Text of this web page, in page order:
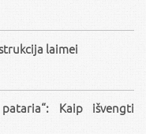
laimei
Kaip išvengti